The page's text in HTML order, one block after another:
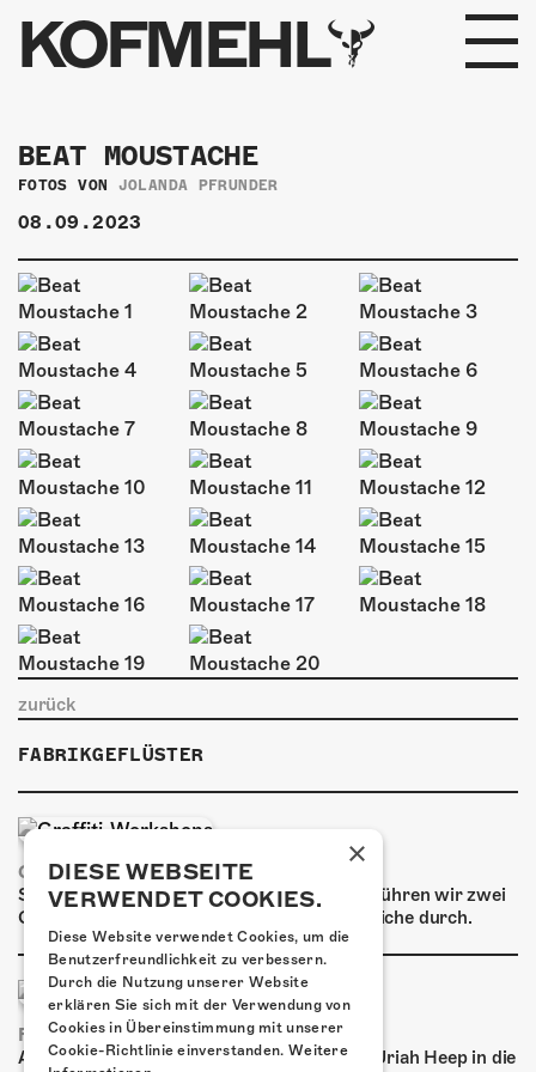
KOFMEHL
PROGRAMM
FABRIKGEFLÜSTER
GALERIE
FOTOGALERIE
PHOTOMAT
INFOS
KONTAKT
ÜBER UNS
GÖNNEREI
SHOP
MITMACHEN
BEAT MOUSTACHE
FOTOS VON JOLANDA PFRUNDER
08.09.2023
zurück
FABRIKGEFLÜSTER
GRAFFITI-WORKSHOPS
Spray dein eigenes Graffiti! Im September führen wir zwei
Graffiti-Workshops für Kinder und Jugendliche durch.
FRISCH BESTÄTIGT: URIAH HEEP
Am Sonntag, 15. November 2026 kommen Uriah Heep in die
×
DIESE WEBSEITE
VERWENDET COOKIES.
Diese Website verwendet Cookies, um die
Benutzerfreundlichkeit zu verbessern.
Durch die Nutzung unserer Website
erklären Sie sich mit der Verwendung von
Cookies in Übereinstimmung mit unserer
Cookie-Richtlinie einverstanden. Weitere